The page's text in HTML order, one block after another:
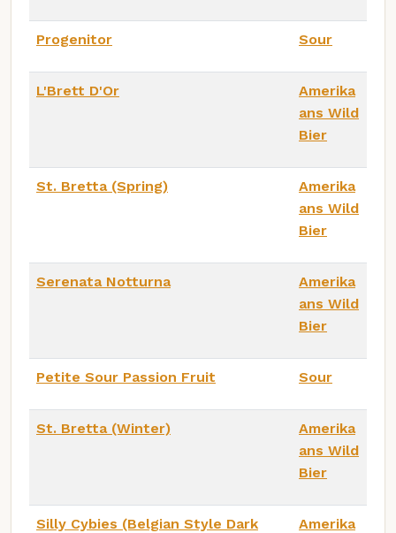
Progenitor Sour
L'Brett D'Or
Amerika
ans Wild
Bier
St. Bretta (Spring)
Amerika
ans Wild
Bier
Serenata Notturna
Amerika
ans Wild
Bier
Petite Sour Passion Fruit Sour
St. Bretta (Winter)
Amerika
ans Wild
Bier
Silly Cybies (Belgian Style Dark
Amerika